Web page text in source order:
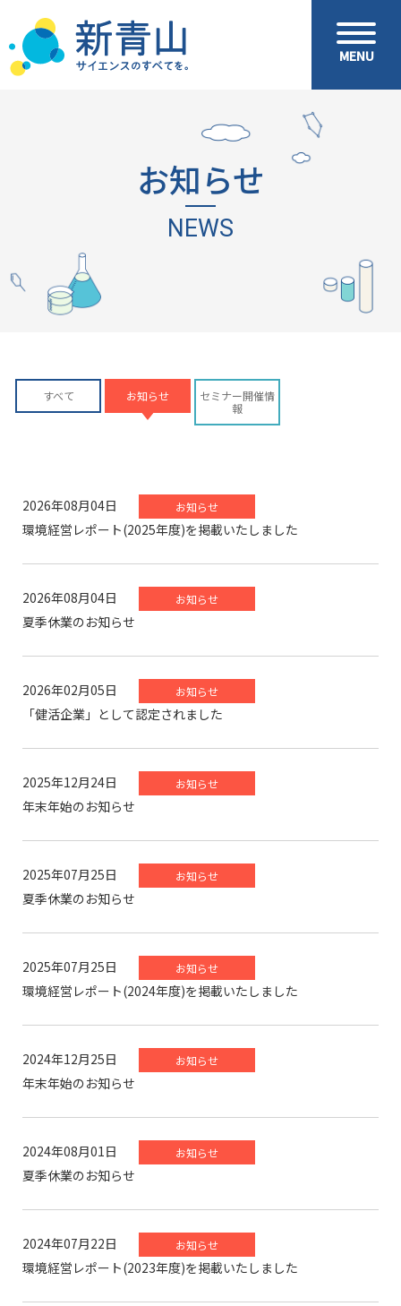
MENU
お知らせ
NEWS
すべて お知らせ
セミナー開催情
報
2026年08月04日 お知らせ
環境経営レポート(2025年度)を掲載いたしました
2026年08月04日 お知らせ
夏季休業のお知らせ
2026年02月05日 お知らせ
「健活企業」として認定されました
2025年12月24日 お知らせ
年末年始のお知らせ
2025年07月25日 お知らせ
夏季休業のお知らせ
2025年07月25日 お知らせ
環境経営レポート(2024年度)を掲載いたしました
2024年12月25日 お知らせ
年末年始のお知らせ
2024年08月01日 お知らせ
夏季休業のお知らせ
2024年07月22日 お知らせ
環境経営レポート(2023年度)を掲載いたしました
MENU